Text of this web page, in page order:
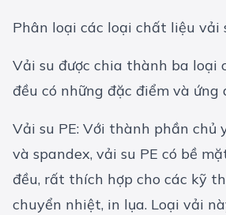
Phân loại các loại chất liệu vải
Vải su được chia thành ba loại
đều có những đặc điểm và ứng
Vải su PE: Với thành phần chủ
và spandex, vải su PE có bề
đều, rất thích hợp cho các kỹ
chuyển nhiệt, in lụa. Loại vải